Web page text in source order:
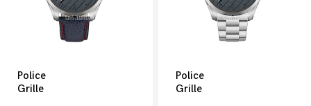
Police
Grille
Police
Grille